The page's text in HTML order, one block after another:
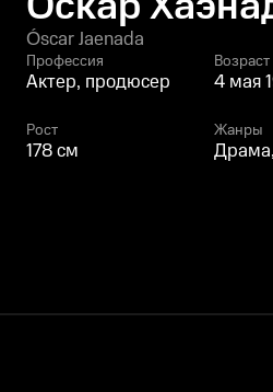
Óscar Jaenada
Профессия
Актер, продюсер
Возраст
4 мая
Рост
178 см
Жанры